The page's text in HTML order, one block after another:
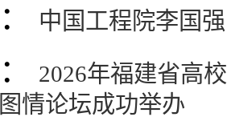
中国工程院李国
2026年福建省高
情论坛成功举办